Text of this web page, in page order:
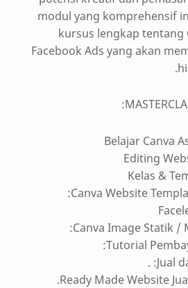
modul yang komprehensif
kursus lengkap tentang
Facebook Ads yang akan